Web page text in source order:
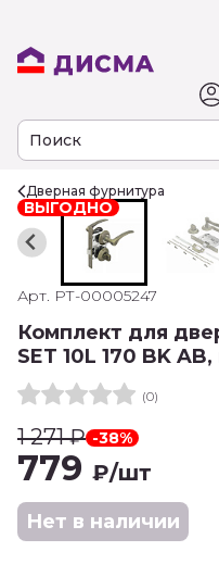
Дверная фурнитура
ВЫГОДНО
Арт. РТ-00005247
Комплект для
SET 10L 170 BK
(0)
1 271₽ -38%
779 ₽/шт
Нет в наличии